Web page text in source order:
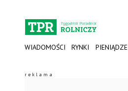
WIADOMOŚCI RYNKI PIENIĄDZE